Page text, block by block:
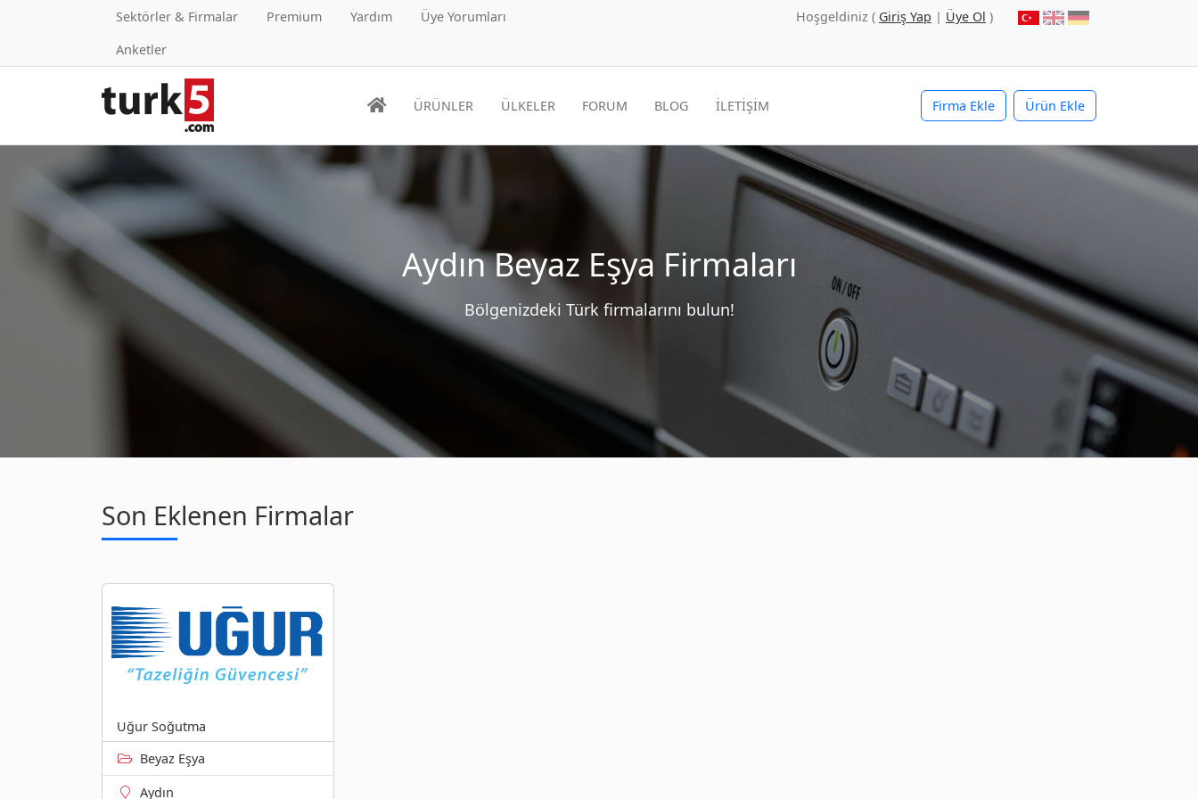
Sektörler & Firmalar Premium Yardım
Üye Yorumları
Anketler
Hoşgeldiniz ( Giriş Yap | Üye Ol )
Firma Ekle Ürün Ekle
ÜRÜNLER ÜLKELER FORUM BLOG İLETİŞİM
Aydın Beyaz Eşya Firmaları
Bölgenizdeki Türk firmalarını bulun!
Son Eklenen Firmalar
Uğur Soğutma
Beyaz Eşya
Aydın